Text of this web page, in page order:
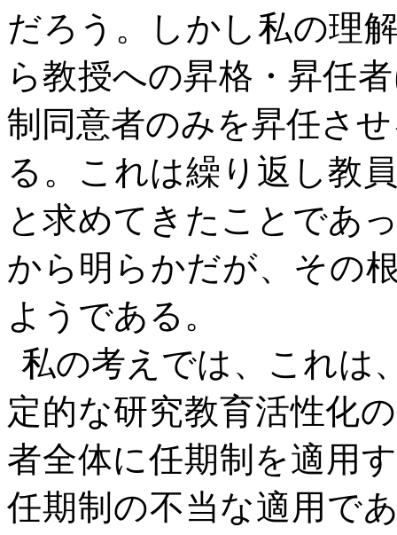
だろう。しかし私の理
ら教授への昇格・昇任
制同意者のみを昇任さ
る。これは繰り返し教
と求めてきたことであ
から明らかだが、その
ようである。
私の考えでは、これは
定的な研究教育活性化
者全体に任期制を適用
任期制の不当な適用で